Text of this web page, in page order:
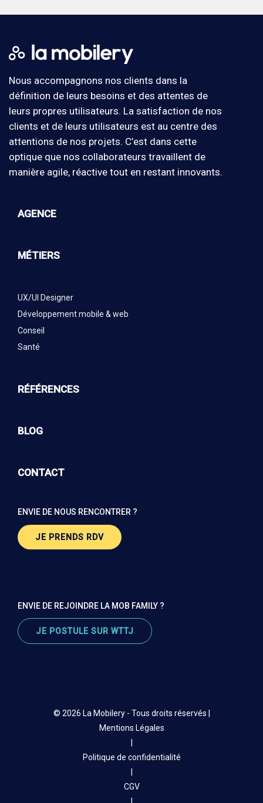
Nous accompagnons nos clients dans la
définition de leurs besoins et des attentes de
leurs propres utilisateurs. La satisfaction de nos
clients et de leurs utilisateurs est au centre des
attentions de nos projets. C’est dans cette
optique que nos collaborateurs travaillent de
manière agile, réactive tout en restant innovants.
AGENCE
MÉTIERS
UX/UI Designer
Développement mobile & web
Conseil
Santé
RÉFÉRENCES
BLOG
CONTACT
ENVIE DE NOUS RENCONTRER ?
JE PRENDS RDV
ENVIE DE REJOINDRE LA MOB FAMILY ?
JE POSTULE SUR WTTJ
© 2026 La Mobilery - Tous droits réservés |
Mentions Légales
Politique de confidentialité
CGV